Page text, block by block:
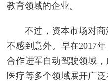
教育领域的企业。
不过，资本市场对
不感到意外。早在2017
合作进军自动驾驶领域，
医疗等多个领域展开广